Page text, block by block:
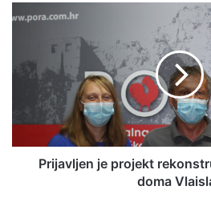
Prijavljen je projekt
doma